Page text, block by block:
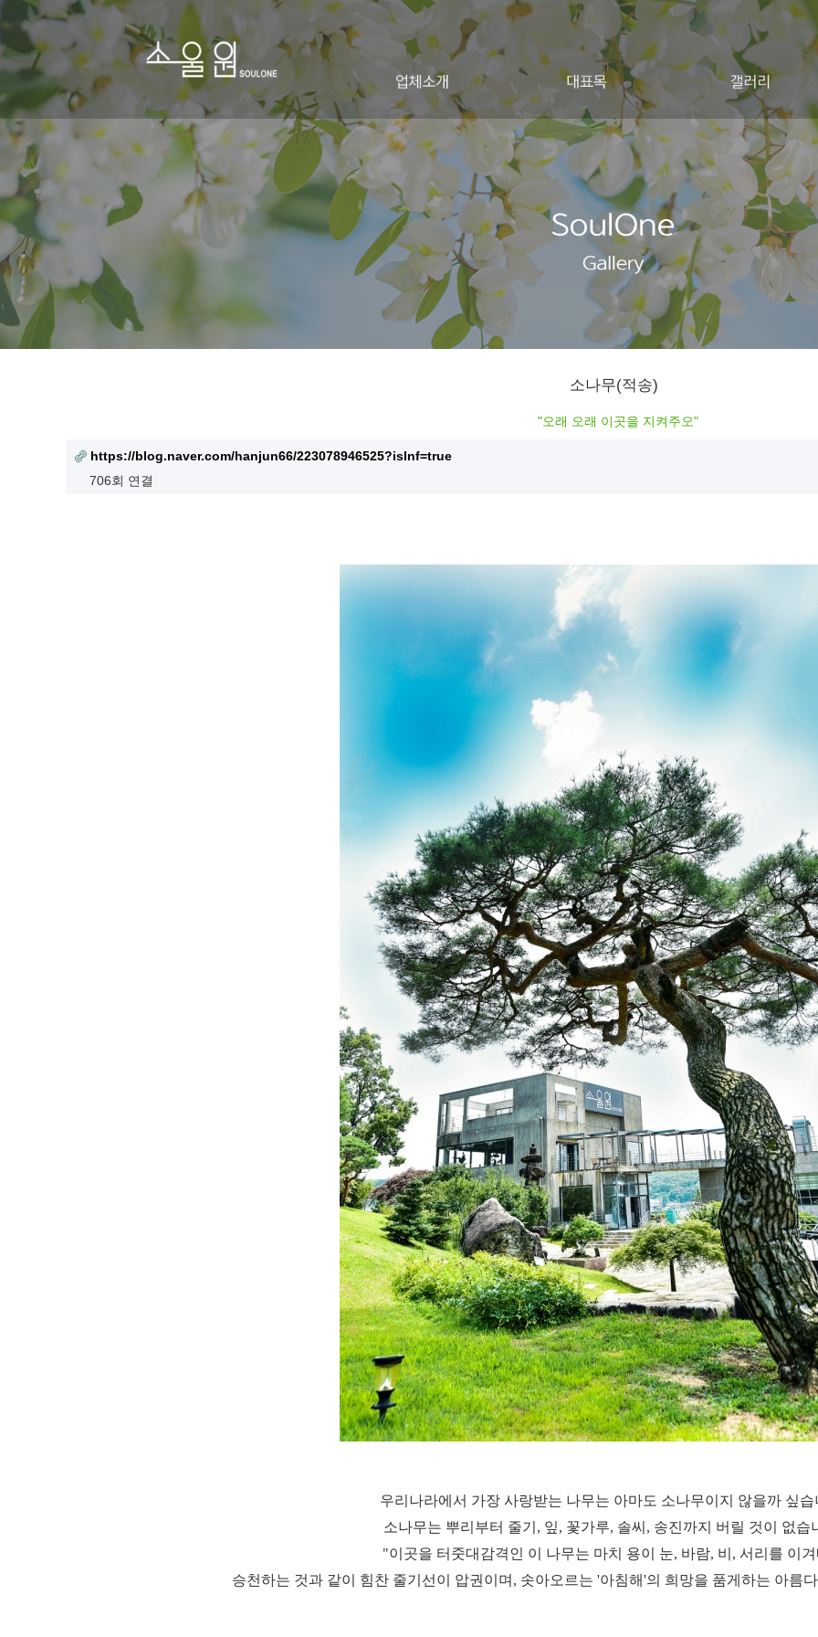
소나무(적송)
"오래 오래 이곳을 지켜주오"
https://blog.naver.com/hanjun66/223078946525?isInf=true
706회 연결
우리나라에서 가장 사랑받는 나무는 아마도 소나무이지 않을까 싶습
소나무는 뿌리부터 줄기, 잎, 꽃가루, 솔씨, 송진까지 버릴 것이 없습
"이곳을 터줏대감격인 이 나무는 마치 용이 눈, 바람, 비, 서리를 이
승천하는 것과 같이 힘찬 줄기선이 압권이며, 솟아오르는 '아침해'의 희망을 품게하는 아름